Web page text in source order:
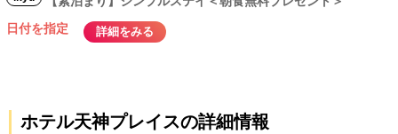
日付を指定
詳細をみる
ホテル天神プレイスの詳細情報